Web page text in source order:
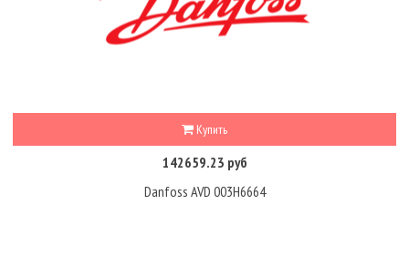
Купить
142659.23 руб
Danfoss AVD 003H6664